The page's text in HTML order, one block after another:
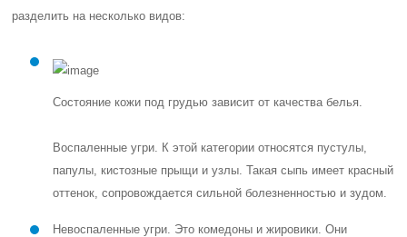
разделить на несколько видов:
Состояние кожи под грудью зависит от качества белья.
Воспаленные угри. К этой категории относятся пустулы,
папулы, кистозные прыщи и узлы. Такая сыпь имеет красный
оттенок, сопровождается сильной болезненностью и зудом.
Невоспаленные угри. Это комедоны и жировики. Они